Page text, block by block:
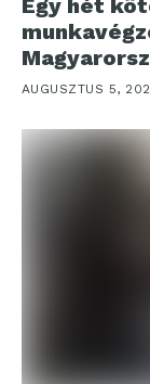
Egy hét
AUGUSZTUS 5,